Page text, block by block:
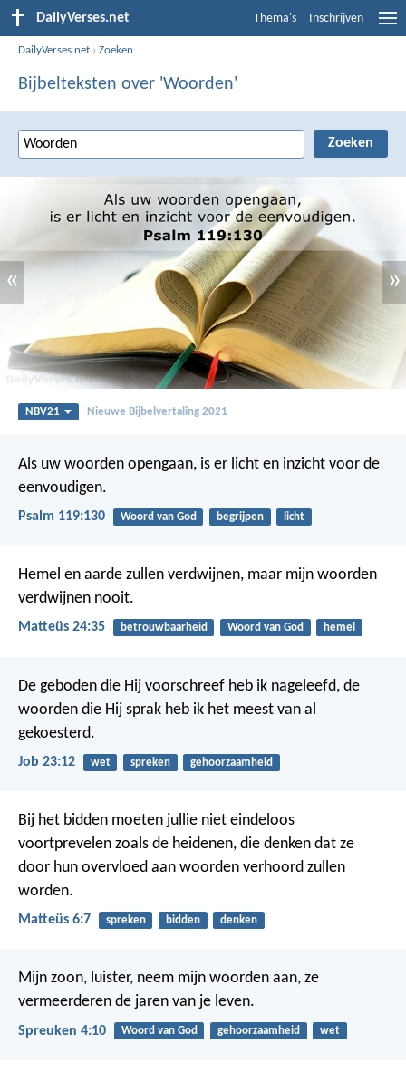
DailyVerses.net Thema's Inschrijven
DailyVerses.net ›Zoeken
Bijbelteksten over 'Woorden'
« »
NBV21 Nieuwe Bijbelvertaling 2021
Als uw woorden opengaan, is er licht en inzicht voor de
eenvoudigen.
Psalm 119:130 Woord van God begrijpen licht
Hemel en aarde zullen verdwijnen, maar mijn woorden
verdwijnen nooit.
Matteüs 24:35 betrouwbaarheid Woord van God hemel
De geboden die Hij voorschreef heb ik nageleefd, de
woorden die Hij sprak heb ik het meest van al
gekoesterd.
Job 23:12 wet spreken gehoorzaamheid
Bij het bidden moeten jullie niet eindeloos
voortprevelen zoals de heidenen, die denken dat ze
door hun overvloed aan woorden verhoord zullen
worden.
Matteüs 6:7 spreken bidden denken
Mijn zoon, luister, neem mijn woorden aan, ze
vermeerderen de jaren van je leven.
Spreuken 4:10 Woord van God gehoorzaamheid wet